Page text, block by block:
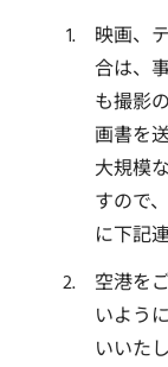
映画、
合は、
も撮影
画書を
大規模
すので
に下記
空港を
いよう
いいた